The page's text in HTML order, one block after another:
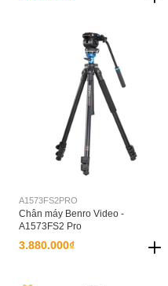
A1573FS2PRO
Chân máy Benro Video -
A1573FS2 Pro
3.880.000₫